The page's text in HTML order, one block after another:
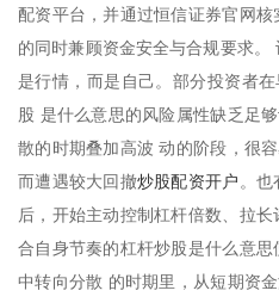
配资平台，并通过恒信证券官网
的同时兼顾资金安全与合规要求
是行情，而是自己。部分投资者
股 是什么意思的风险属性缺乏足
散的时期叠加高波 动的阶段，很
而遭遇较大回撤炒股配资开户 。也
后，开始主动控制杠杆倍数、拉
合自身节奏的杠杆炒股是什么意
中转向分散 的时期里，从短期资